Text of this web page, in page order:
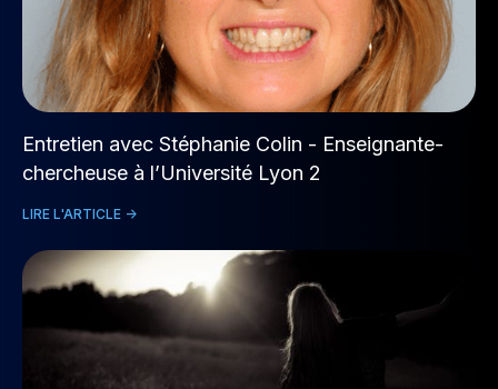
Entretien avec Stéphanie Colin - Enseignante-
chercheuse à l’Université Lyon 2
LIRE L'ARTICLE ->